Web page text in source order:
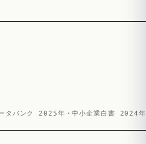
タバンク 2025年・中小企業白書 2024年